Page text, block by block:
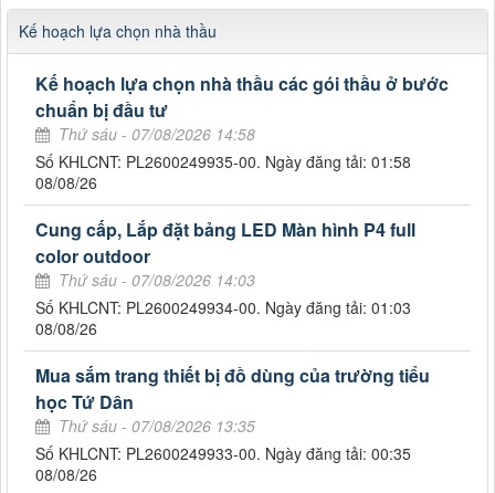
Kế hoạch lựa chọn nhà thầu
Kế hoạch lựa chọn nhà thầu các gói thầu ở bước
chuẩn bị đầu tư
Thứ sáu - 07/08/2026 14:58
Số KHLCNT: PL2600249935-00. Ngày đăng tải: 01:58
08/08/26
Cung cấp, Lắp đặt bảng LED Màn hình P4 full
color outdoor
Thứ sáu - 07/08/2026 14:03
Số KHLCNT: PL2600249934-00. Ngày đăng tải: 01:03
08/08/26
Mua sắm trang thiết bị đồ dùng của trường tiểu
học Tứ Dân
Thứ sáu - 07/08/2026 13:35
Số KHLCNT: PL2600249933-00. Ngày đăng tải: 00:35
08/08/26